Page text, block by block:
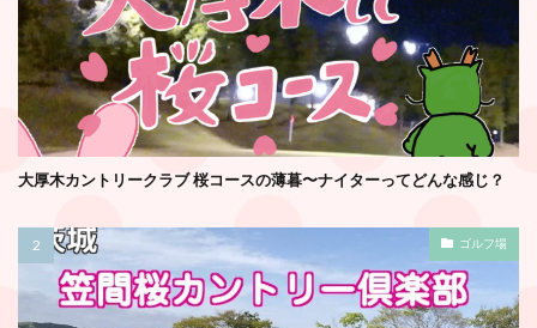
大厚木カントリークラブ 桜コースの薄暮〜ナイターってどんな感じ？
ゴルフ場